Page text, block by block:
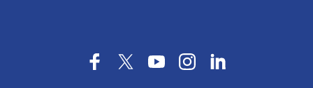
FacebookTwitterYouTubeInstagram